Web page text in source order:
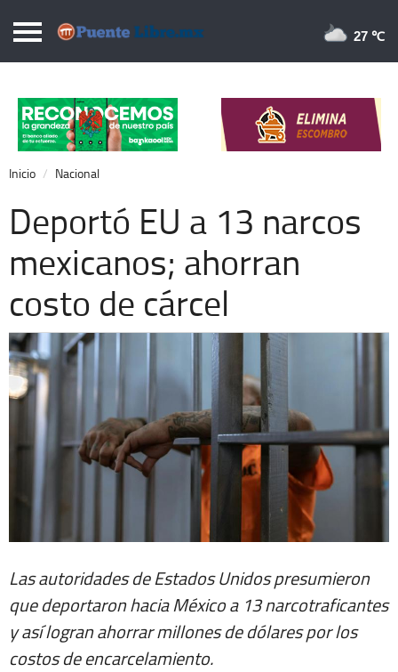
Puentelibre.mx
Local
Nacional
Opinión
Cronos
Economía
Espectáculos
Extra +
27 ℃
Inicio Nacional
Deportó EU a 13 narcos
mexicanos; ahorran
costo de cárcel
Las autoridades de Estados Unidos presumieron
que deportaron hacia México a 13 narcotraficantes
y así logran ahorrar millones de dólares por los
costos de encarcelamiento.